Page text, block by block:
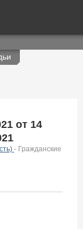
от 14
- Гражданские